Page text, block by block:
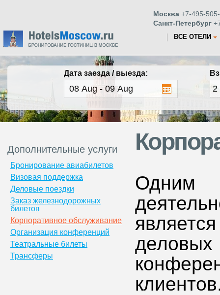
Москва +7-495-
Санкт-Петербург
ВСЕ ОТЕЛИ
Дата заезда / выезда:
Дополнительные услуги
Бронирование авиабилетов
Визовая поддержка
Деловые поездки
Заказ железнодорожных
билетов
Корпоративное обслуживание
Организация конференций
Театральные билеты
Трансферы
Одним